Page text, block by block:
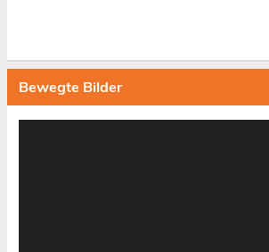
Bewegte Bilder
Video-